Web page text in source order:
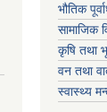
भौतिक
सामाजिक
कृषि तथा
वन तथा
स्वास्थ्य